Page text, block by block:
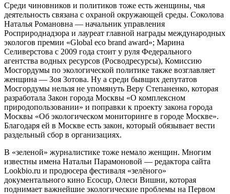
Среди чиновников и политиков тоже есть женщины, чья
деятельность связана с охраной окружающей среды. Соколова
Наталья Романовна — начальник управления
Росприроднадзора и лауреат главной награды международных
экологов премии «Global eco brand award»; Марина
Селиверстова с 2009 года стоит у руля Федерального
агентства водных ресурсов (Росводресурсы), Комиссию
Мосгордумы по экологической политике также возглавляет
женщина — Зоя Зотова. Ну а среди бывщих депутатов
Мосгордумы нельзя не упомянуть Веру Степаненко, которая
разработала Закон города Москвы «О комплексном
природопользовании» и поправки к проекту закона города
Москвы «Об экологическом мониторинге в городе Москве».
Благодаря ей в Москве есть закон, который обязывает вести
раздельный сбор в организациях.
В «зеленой» журналистике тоже немало женщин. Многим
известны имена Натальи Парамоновой — редактора сайта
Lookbio.ru и продюсера фестиваля «зелёного»
документального кино Ecocup, Олеси Вишни, которая
поднимает важнейшие экологические проблемы на Первом